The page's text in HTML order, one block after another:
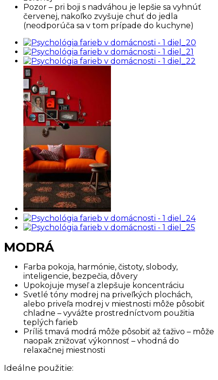
Pozor – pri boji s nadváhou je lepšie sa vyhnúť
červenej, nakoľko zvyšuje chuť do jedla
(neodporúča sa v tom prípade do kuchyne)
MODRÁ
Farba pokoja, harmónie, čistoty, slobody,
inteligencie, bezpečia, dôvery
Upokojuje myseľ a zlepšuje koncentráciu
Svetlé tóny modrej na priveľkých plochách,
alebo priveľa modrej v miestnosti môže pôsobiť
chladne – vyvážte prostredníctvom použitia
teplých farieb
Príliš tmavá modrá môže pôsobiť až ťaživo – môže
naopak znižovať výkonnosť – vhodná do
relaxačnej miestnosti
Ideálne použitie: